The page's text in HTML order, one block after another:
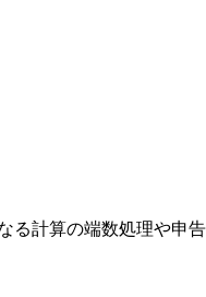
る計算の端数処理や申